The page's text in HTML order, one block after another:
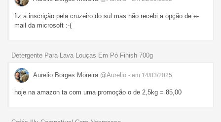
fiz a inscrição pela cruzeiro do sul mas não recebi a opção de e-
mail da microsoft :-(
Detergente Para Lava Louças Em Pó Finish 700g
Aurelio Borges Moreira @Aurelio - em 14/03/2025
hoje na amazon ta com uma promoção o de 2,5kg = 85,00